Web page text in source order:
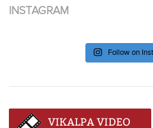
INSTAGRAM
Follow on